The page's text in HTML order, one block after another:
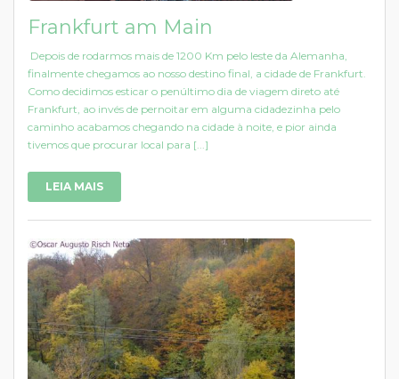
Frankfurt am Main
Depois de rodarmos mais de 1200 Km pelo leste da Alemanha,
finalmente chegamos ao nosso destino final, a cidade de Frankfurt.
Como decidimos esticar o penúltimo dia de viagem direto até
Frankfurt, ao invés de pernoitar em alguma cidadezinha pelo
caminho acabamos chegando na cidade à noite, e pior ainda
tivemos que procurar local para [...]
LEIA MAIS